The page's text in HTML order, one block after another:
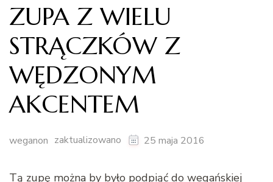
ZUPA Z WIELU
STRĄCZKÓW Z
WĘDZONYM
AKCENTEM
weganon zaktualizowano 25 maja 2016
Tą zupę można by było podpiąć do wegańskiej